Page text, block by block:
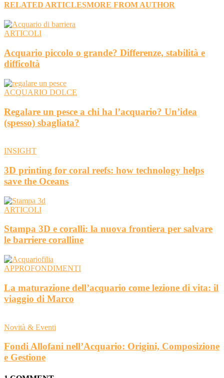
RELATED ARTICLESMORE FROM AUTHOR
ARTICOLI
Acquario piccolo o grande? Differenze, stabilità e
difficoltà
ACQUARIO DOLCE
Regalare un pesce a chi ha l’acquario? Un’idea
(spesso) sbagliata?
INSIGHT
3D printing for coral reefs: how technology helps
save the Oceans
ARTICOLI
Stampa 3D e coralli: la nuova frontiera per salvare
le barriere coralline
APPROFONDIMENTI
La maturazione dell’acquario come lezione di vita: il
viaggio di Marco
Novità & Eventi
Fondi Allofani nell’Acquario: Origini, Composizione
e Gestione